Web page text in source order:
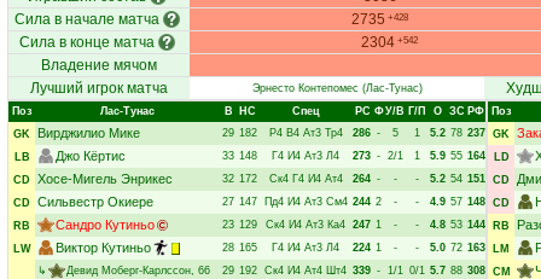
Сила в начале матча 2735 +428
Сила в конце матча 2304 +542
Владение мячом
Лучший игрок матча
Эрнесто Контепомес (Лас-Тунас)
Поз Лас-Тунас В НC Спец РC ФУ/В Г/П О ЗС РФ
GK
Вирджилио Мике 29 182 Р4 В4 Ат3 Тр4 286 - 5 1 5.2 78 237
LB
Джо Кёртис 33 148 Г4 И4 Ат3 Л4 273 - 2/1 1 5.9 55 164
CD Хосе-Мигель Энрикес 32 172 Ск4 Г4 И4 Ат4 264 - - - 5.2 54 151
CD Сильвестр Окиере 27 147 Пд4 И4 Ат3 См4 244 2 - - 4.9 57 148
RB
Сандро Кутиньо 23 129 Ск4 И4 Ат3 Ка4 247 1 - - 4.8 53 144
LW
Виктор Кутиньо 28 165 Г4 И4 Ат3 Л4 224 1 - - 5.0 72 163
↳
Девид Моберг-Карлссон, 66 29 192 Ск4 И4 Ат4 Шт4 339 - 1/1 0/1 5.7 88 308
Поз
GK
LD
CD
CD
RB
LM
CM